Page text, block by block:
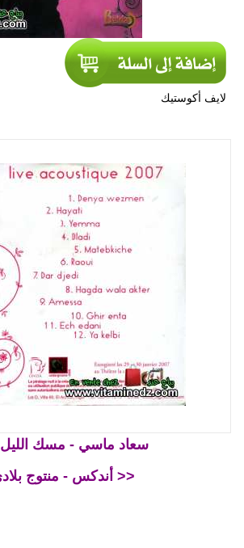
لايف أكوستيك
<< سعاد ماسي - مسك الليل
أندكس - منتوج بلادي >>